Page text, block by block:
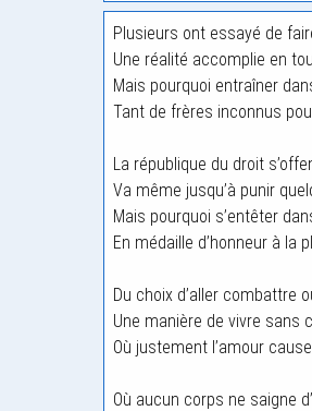
Plusieurs ont essayé de
Une réalité accomplie en
Mais pourquoi entraîner
Tant de frères inconnus
La république du droit
Va même jusqu’à punir
Mais pourquoi s’entêter
En médaille d’honneur à la
Du choix d’aller combattre
Une manière de vivre sans
Où justement l’amour
Où aucun corps ne saigne